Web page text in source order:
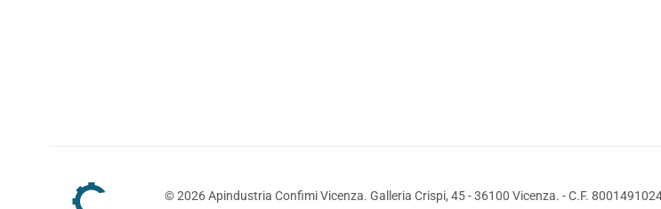
©2026Apindustria Confimi Vicenza. Galleria Crispi, 45 - 36100 Vicenza. - C.F.